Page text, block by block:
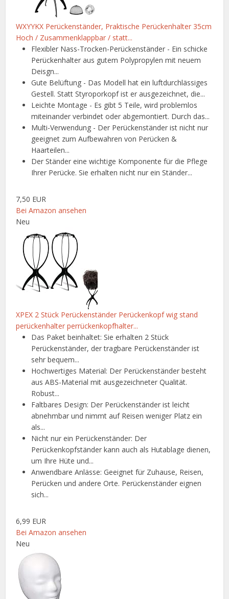
WXYYKX Perückenständer, Praktische Perückenhalter 35cm
Hoch / Zusammenklappbar / statt...
Flexibler Nass-Trocken-Perückenständer - Ein schicke
Perückenhalter aus gutem Polypropylen mit neuem
Deisgn...
Gute Belüftung - Das Modell hat ein luftdurchlässiges
Gestell. Statt Styroporkopf ist er ausgezeichnet, die...
Leichte Montage - Es gibt 5 Teile, wird problemlos
miteinander verbindet oder abgemontiert. Durch das...
Multi-Verwendung - Der Perückenständer ist nicht nur
geeignet zum Aufbewahren von Perücken &
Haarteilen...
Der Ständer eine wichtige Komponente für die Pflege
Ihrer Perücke. Sie erhalten nicht nur ein Ständer...
7,50 EUR
Bei Amazon ansehen
Neu
XPEX 2 Stück Perückenständer Perückenkopf wig stand
perückenhalter perrückenkopfhalter...
Das Paket beinhaltet: Sie erhalten 2 Stück
Perückenständer, der tragbare Perückenständer ist
sehr bequem...
Hochwertiges Material: Der Perückenständer besteht
aus ABS-Material mit ausgezeichneter Qualität.
Robust...
Faltbares Design: Der Perückenständer ist leicht
abnehmbar und nimmt auf Reisen weniger Platz ein
als...
Nicht nur ein Perückenständer: Der
Perückenkopfständer kann auch als Hutablage dienen,
um Ihre Hüte und...
Anwendbare Anlässe: Geeignet für Zuhause, Reisen,
Perücken und andere Orte. Perückenständer eignen
sich...
6,99 EUR
Bei Amazon ansehen
Neu